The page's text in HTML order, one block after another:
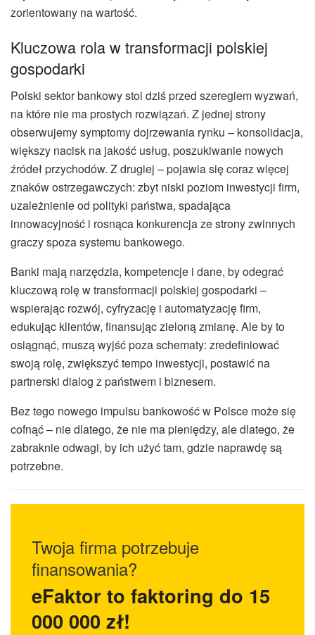
zorientowany na wartość.
Kluczowa rola w transformacji polskiej
gospodarki
Polski sektor bankowy stoi dziś przed szeregiem wyzwań,
na które nie ma prostych rozwiązań. Z jednej strony
obserwujemy symptomy dojrzewania rynku – konsolidacja,
większy nacisk na jakość usług, poszukiwanie nowych
źródeł przychodów. Z drugiej – pojawia się coraz więcej
znaków ostrzegawczych: zbyt niski poziom inwestycji firm,
uzależnienie od polityki państwa, spadająca
innowacyjność i rosnąca konkurencja ze strony zwinnych
graczy spoza systemu bankowego.
Banki mają narzędzia, kompetencje i dane, by odegrać
kluczową rolę w transformacji polskiej gospodarki –
wspierając rozwój, cyfryzację i automatyzację firm,
edukując klientów, finansując zieloną zmianę. Ale by to
osiągnąć, muszą wyjść poza schematy: zredefiniować
swoją rolę, zwiększyć tempo inwestycji, postawić na
partnerski dialog z państwem i biznesem.
Bez tego nowego impulsu bankowość w Polsce może się
cofnąć – nie dlatego, że nie ma pieniędzy, ale dlatego, że
zabraknie odwagi, by ich użyć tam, gdzie naprawdę są
potrzebne.
Twoja firma potrzebuje
finansowania?
eFaktor to faktoring do 15
000 000 zł!